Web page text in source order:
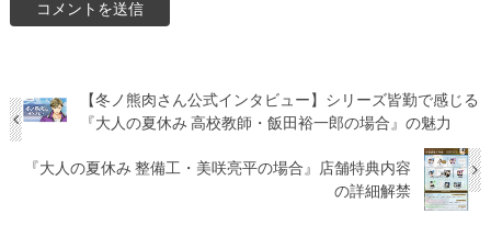
【冬ノ熊肉さん公式インタビュー】シリーズ皆勤で感じる
『大人の夏休み 高校教師・飯田裕一郎の場合』の魅力
『大人の夏休み 整備工・美咲亮平の場合』店舗特典内容
の詳細解禁